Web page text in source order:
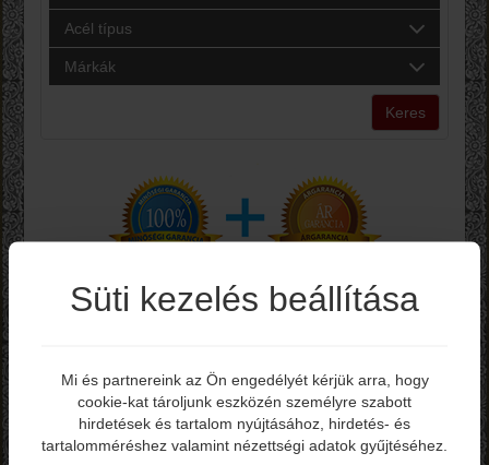
Acél típus
Márkák
Keres
Termékek
Elmúltál már 18 éves?
Süti kezelés beállítása
Mi és partnereink az Ön engedélyét kérjük arra, hogy
cookie-kat tároljunk eszközén személyre szabott
hirdetések és tartalom nyújtásához, hirdetés- és
tartalomméréshez valamint nézettségi adatok gyűjtéséhez.